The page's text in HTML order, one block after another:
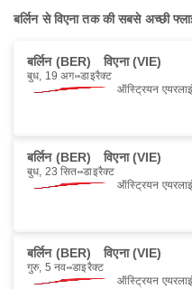
बर्लिन से विएना तक की सबसे अच्छी
बर्लिन (BER) विएना (VIE)
बुध, 19 अग॰ डाइरैक्ट
ऑस्ट्रियन
बर्लिन (BER) विएना (VIE)
बुध, 23 सित॰ डाइरैक्ट
ऑस्ट्रियन
बर्लिन (BER) विएना (VIE)
गुरु, 5 नव॰ डाइरैक्ट
ऑस्ट्रियन